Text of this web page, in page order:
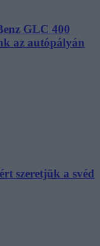
GLC 400
az autópályán
szeretjük a svéd